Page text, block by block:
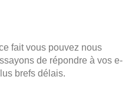
fait vous pouvez nous
de répondre à vos e-
brefs délais.